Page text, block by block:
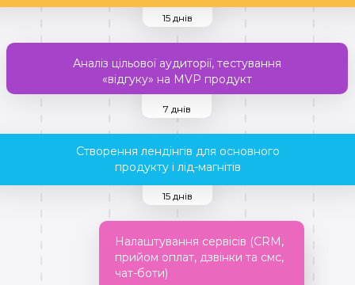
7 днів
15 днів
Аналіз цільової аудиторії, тестування
«відгуку» на MVP продукт
Створення лендінгів для основного
продукту і лід-магнітів
Налаштування сервісів (CRM,
прийом оплат, дзвінки та смс,
чат-боти)
15 днів